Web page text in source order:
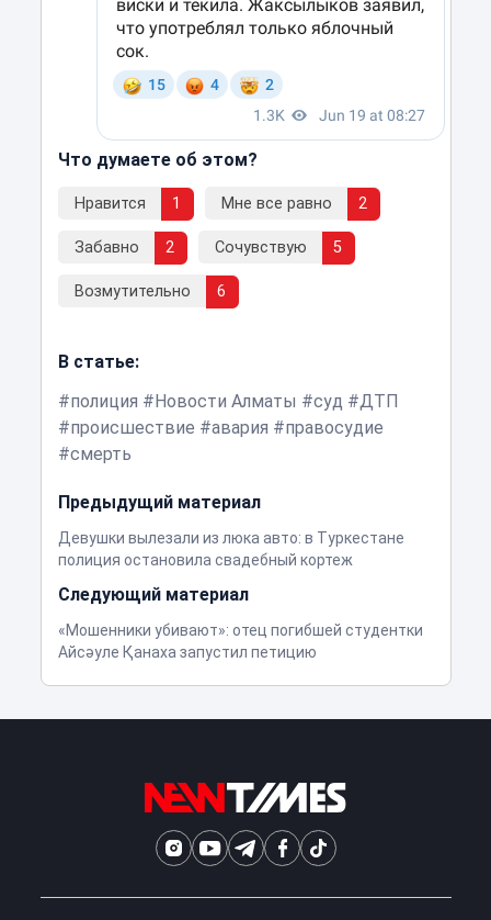
Что думаете об этом?
Нравится 1 Мне все равно 2
Забавно 2 Сочувствую 5
Возмутительно 6
В статье:
полиция
Новости Алматы суд
ДТП
происшествие
авария
правосудие
смерть
Предыдущий материал
Девушки вылезали из люка авто: в Туркестане
полиция остановила свадебный кортеж
Следующий материал
«Мошенники убивают»: отец погибшей студентки
Айсәуле Қанаха запустил петицию